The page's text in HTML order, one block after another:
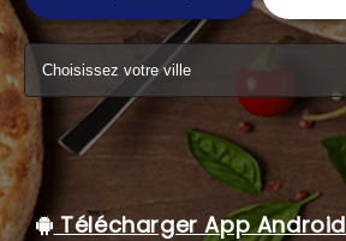
MENTIONS LÉGALES
C.G.V
Télécharger App Android